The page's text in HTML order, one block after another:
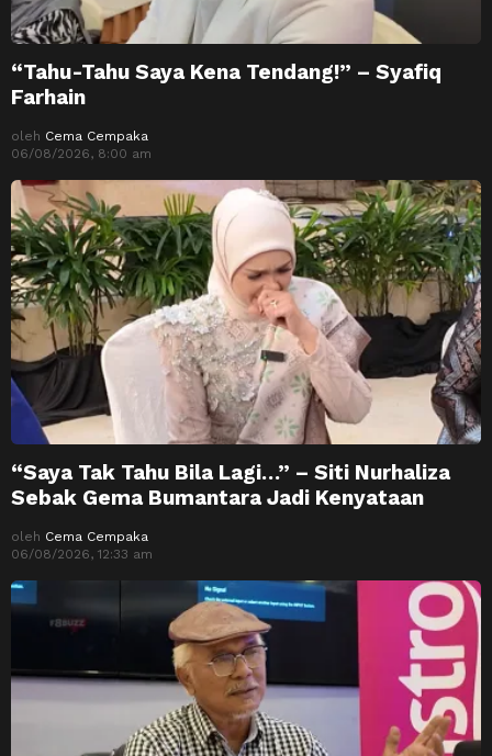
“Tahu-Tahu Saya Kena Tendang!” – Syafiq
Farhain
oleh Cema Cempaka
06/08/2026, 8:00 am
“Saya Tak Tahu Bila Lagi…” – Siti Nurhaliza
Sebak Gema Bumantara Jadi Kenyataan
oleh Cema Cempaka
06/08/2026, 12:33 am